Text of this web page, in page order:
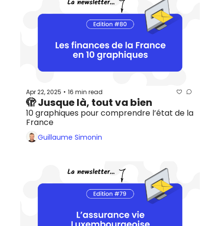
Apr 22, 2025 • 16 min read
🫣 Jusque là, tout va bien
10 graphiques pour comprendre l’état de la
France
Guillaume Simonin